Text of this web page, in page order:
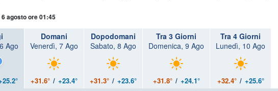
6 agosto ore 01:45
Ago
Domani
Venerdì, 7 Ago
+31.6° / +23.4°
Dopodomani
Sabato, 8 Ago
+31.3° / +23.6°
Tra 3 Giorni
Domenica, 9 Ago
+31.8° / +24.1°
Tra 4 Giorni
Lunedì, 10 Ago
+32.4° / +25.6°